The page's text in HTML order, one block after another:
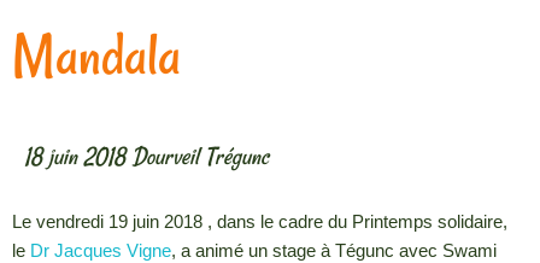
Mandala
18 juin 2018 Dourveil Trégunc
Le vendredi 19 juin 2018 , dans le cadre du Printemps solidaire,
le Dr Jacques Vigne, a animé un stage à Tégunc avec Swami